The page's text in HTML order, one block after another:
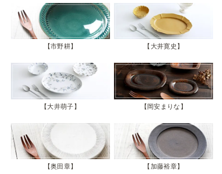
市野耕 大井寛史
大井萌子 岡安まりな
奥田章 加藤裕章